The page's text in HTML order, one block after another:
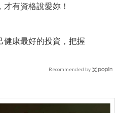
有資格說愛妳！
健康最好的投資，把握
Recommended by